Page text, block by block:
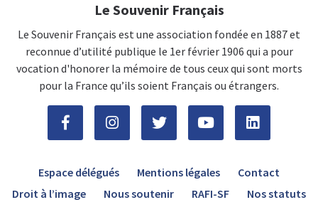
Le Souvenir Français
Le Souvenir Français est une association fondée en 1887 et
reconnue d’utilité publique le 1er février 1906 qui a pour
vocation d'honorer la mémoire de tous ceux qui sont morts
pour la France qu’ils soient Français ou étrangers.
Espace délégués Mentions légales
Contact
Droit à l’image
Nous soutenir RAFI-SF Nos statuts